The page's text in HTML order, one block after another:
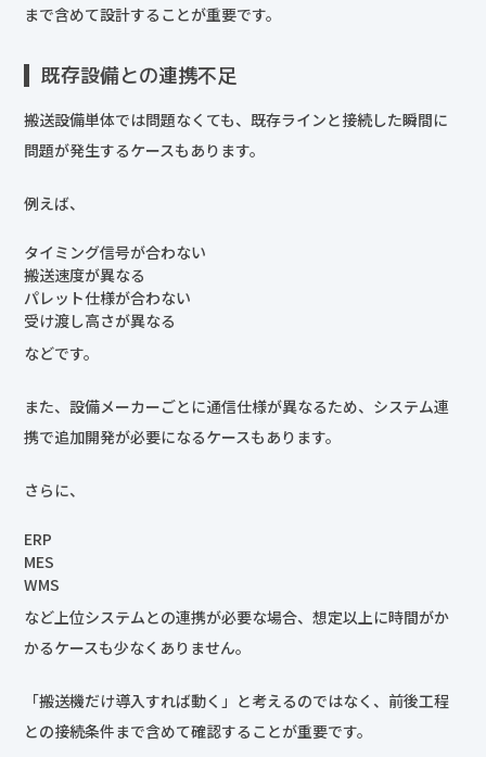
まで含めて設計することが重要です。
既存設備との連携不足
搬送設備単体では問題なくても、既存ラインと接続した瞬間に
問題が発生するケースもあります。
例えば、
タイミング信号が合わない
搬送速度が異なる
パレット仕様が合わない
受け渡し高さが異なる
などです。
また、設備メーカーごとに通信仕様が異なるため、システム連
携で追加開発が必要になるケースもあります。
さらに、
ERP
MES
WMS
など上位システムとの連携が必要な場合、想定以上に時間がか
かるケースも少なくありません。
「搬送機だけ導入すれば動く」と考えるのではなく、前後工程
との接続条件まで含めて確認することが重要です。